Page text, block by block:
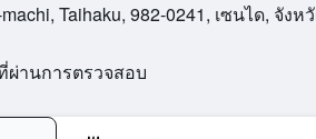
Taihaku, 982-0241, เซนได, จัง
านการตรวจสอบ